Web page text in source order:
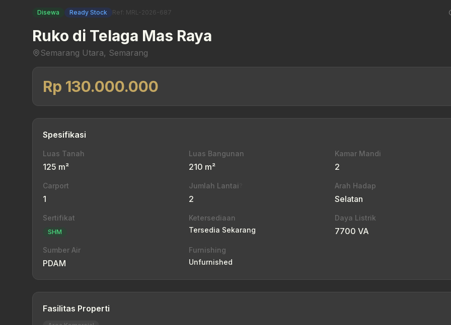
Disewa Ready Stock Ref: MRL-2026-687
Ruko di Telaga Mas Raya
Semarang Utara, Semarang
Rp 130.000.000
Spesifikasi
Luas Tanah
125 m²
Luas Bangunan
210 m²
Kamar Mandi
2
Carport
1
Jumlah Lantai
2
Arah Hadap
Selatan
Sertifikat
SHM
Ketersediaan
Tersedia Sekarang
Daya Listrik
7700 VA
Sumber Air
PDAM
Furnishing
Unfurnished
Fasilitas Properti